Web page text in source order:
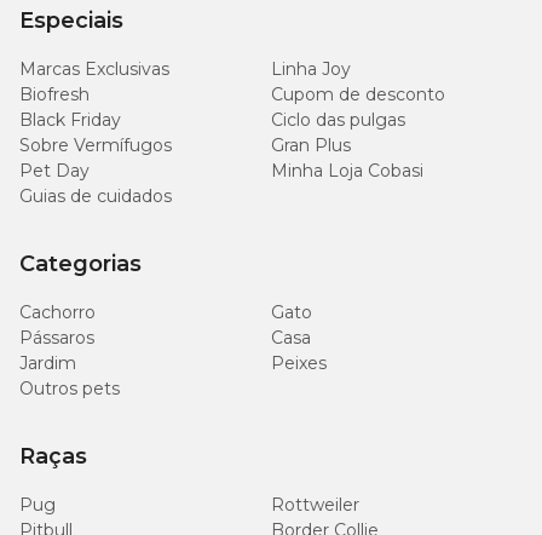
Especiais
Marcas Exclusivas
Linha Joy
Biofresh
Cupom de desconto
Black Friday
Ciclo das pulgas
Sobre Vermífugos
Gran Plus
Pet Day
Minha Loja Cobasi
Guias de cuidados
Categorias
Cachorro
Gato
Pássaros
Casa
Jardim
Peixes
Outros pets
Raças
Pug
Rottweiler
Pitbull
Border Collie